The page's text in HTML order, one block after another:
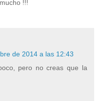
!!!
de 2014 a las 12:43
pero no creas que la